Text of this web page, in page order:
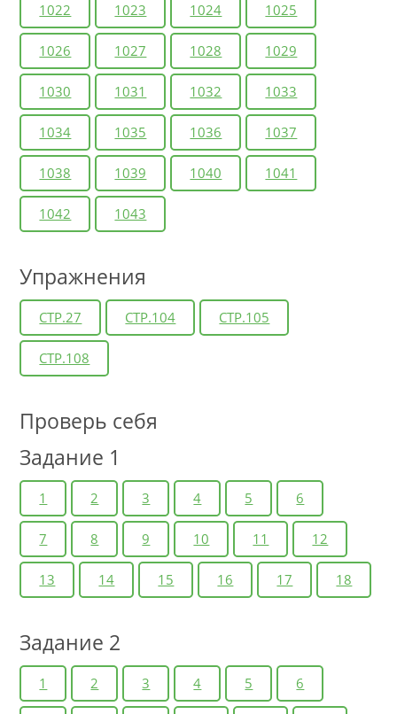
1022 1023 1024 1025
1026 1027 1028 1029
1030 1031 1032 1033
1034 1035 1036 1037
1038 1039 1040 1041
1042 1043
Упражнения
СТР.27 СТР.104 СТР.105
СТР.108
Проверь себя
Задание 1
1 2 3 4 5 6
7 8 9 10 11 12
13 14 15 16 17 18
Задание 2
1 2 3 4 5 6